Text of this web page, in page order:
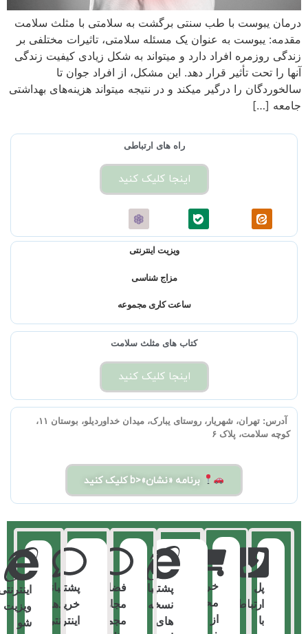
درمان یبوست با طب سنتی برگشت به سلامتی با مثلث سلامت
مقدمه: یبوست به عنوان یک مسئله سلامتی، تاثیرات مختلفی بر
زندگی روزمره افراد دارد و میتواند به شکل زیادی کیفیت زندگی
آنها را تحت تأثیر قرار دهد. این مشکل، از افراد جوان تا
سالخوردگان را درگیر میکند و در نتیجه میتواند هزینه‌های بهداشتی
جامعه […]
راه های ارتباطی
اینجا کلیک کنید
ویزیت اینترنتی
مزاج شناسی
ساعت کاری مجموعه
کتاب های مثلث سلامت
اینجا کلیک کنید
آدرس:
تهران، شهریار، روستای یبارک، میدان خداوردیلو، بوستان ۱۱،
کوچه سلامت، پلاک ۶
برنامه «نشان»<b کلیک کنید
پل
ارتباط
با
خرید
محصولات
از
پشتیبانی
نسخه
های
فضای
مجازی
مجموعه
پشتیبانی
خریدهای
اینترنتی
اینترنتی
ویزیت
شو